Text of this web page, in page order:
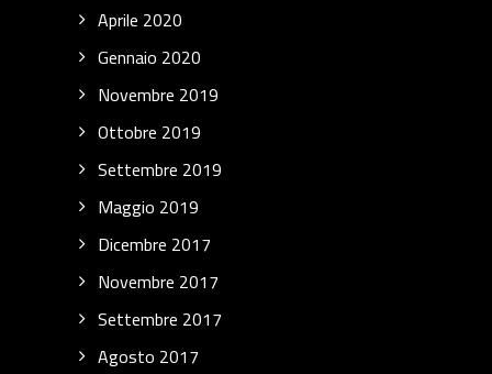
Aprile 2020
Gennaio 2020
Novembre 2019
Ottobre 2019
Settembre 2019
Maggio 2019
Dicembre 2017
Novembre 2017
Settembre 2017
Agosto 2017